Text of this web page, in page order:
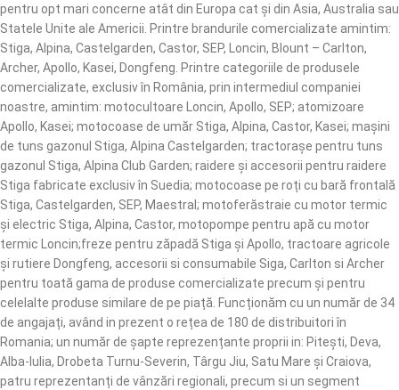
pentru opt mari concerne atât din Europa cat și din Asia, Australia sau
Statele Unite ale Americii. Printre brandurile comercializate amintim:
Stiga, Alpina, Castelgarden, Castor, SEP, Loncin, Blount – Carlton,
Archer, Apollo, Kasei, Dongfeng. Printre categoriile de produsele
comercializate, exclusiv în România, prin intermediul companiei
noastre, amintim: motocultoare Loncin, Apollo, SEP; atomizoare
Apollo, Kasei; motocoase de umăr Stiga, Alpina, Castor, Kasei; mașini
de tuns gazonul Stiga, Alpina Castelgarden; tractorașe pentru tuns
gazonul Stiga, Alpina Club Garden; raidere și accesorii pentru raidere
Stiga fabricate exclusiv în Suedia; motocoase pe roți cu bară frontală
Stiga, Castelgarden, SEP, Maestral; motoferăstraie cu motor termic
și electric Stiga, Alpina, Castor, motopompe pentru apă cu motor
termic Loncin;freze pentru zăpadă Stiga și Apollo, tractoare agricole
și rutiere Dongfeng, accesorii si consumabile Siga, Carlton si Archer
pentru toată gama de produse comercializate precum și pentru
celelalte produse similare de pe piață. Funcționăm cu un număr de 34
de angajați, având in prezent o rețea de 180 de distribuitori în
Romania; un număr de șapte reprezențante proprii in: Pitești, Deva,
Alba-Iulia, Drobeta Turnu-Severin, Târgu Jiu, Satu Mare și Craiova,
patru reprezentanți de vânzări regionali, precum si un segment